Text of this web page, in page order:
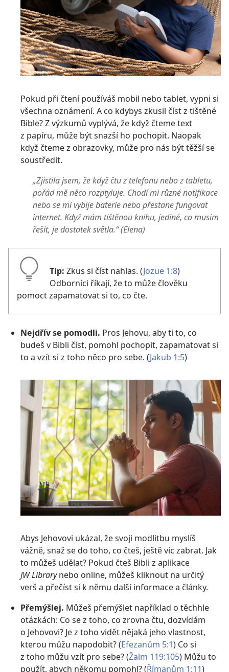
Pokud při čtení používáš mobil nebo tablet, vypni si
všechna oznámení. A co kdybys zkusil číst z tištěné
Bible? Z výzkumů vyplývá, že když čteme text
z papíru, může být snazší ho pochopit. Naopak
když čteme z obrazovky, může pro nás být těžší se
soustředit.
„Zjistila jsem, že když čtu z telefonu nebo z tabletu,
pořád mě něco rozptyluje. Chodí mi různé notifikace
nebo se mi vybije baterie nebo přestane fungovat
internet. Když mám tištěnou knihu, jediné, co musím
řešit, je dostatek světla.“ (Elena)
Tip: Zkus si číst nahlas. (Jozue 1:8)
Odborníci říkají, že to může člověku
pomoct zapamatovat si to, co čte.
Nejdřív se pomodli. Pros Jehovu, aby ti to, co
budeš v Bibli číst, pomohl pochopit, zapamatovat si
to a vzít si z toho něco pro sebe. (Jakub 1:5)
Abys Jehovovi ukázal, že svoji modlitbu myslíš
vážně, snaž se do toho, co čteš, ještě víc zabrat. Jak
to můžeš udělat? Pokud čteš Bibli z aplikace
JW Librarynebo online, můžeš kliknout na určitý
verš a přečíst si k němu další informace a články.
Přemýšlej. Můžeš přemýšlet například o těchhle
otázkách: Co se z toho, co zrovna čtu, dozvídám
o Jehovovi? Je z toho vidět nějaká jeho vlastnost,
kterou můžu napodobit? (Efezanům 5:1) Co si
z toho můžu vzít pro sebe? (Žalm 119:105) Můžu to
použít, abych někomu pomohl? (Římanům 1:11)